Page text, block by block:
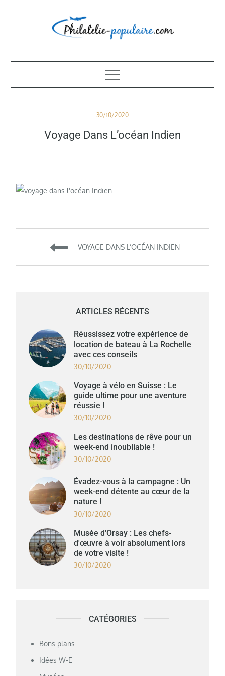
Philatélie populaire
Posted
30/10/2020
Voyage Dans L’océan Indien
Navigation
de
VOYAGE DANS L’OCÉAN INDIEN
ARTICLES RÉCENTS
Réussissez votre expérience de
location de bateau à La Rochelle
avec ces conseils
30/10/2020
Voyage à vélo en Suisse : Le
guide ultime pour une aventure
réussie !
30/10/2020
Les destinations de rêve pour un
week-end inoubliable !
30/10/2020
Évadez-vous à la campagne : Un
week-end détente au cœur de la
nature !
30/10/2020
Musée d'Orsay : Les chefs-
d'œuvre à voir absolument lors
de votre visite !
30/10/2020
CATÉGORIES
Bons plans
Idées W-E